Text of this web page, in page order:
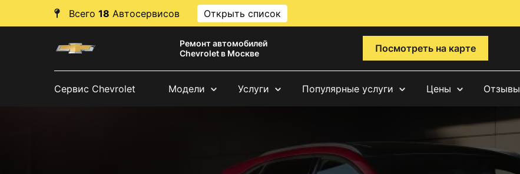
Всего 18 Автосервисов Открыть список
Ремонт автомобилей
Chevrolet в Москве
Посмотреть на карте
Сервис Chevrolet Модели Услуги Популярные услуги Цены Отзывы